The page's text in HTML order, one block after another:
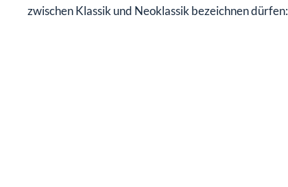
zwischen Klassik und Neoklassik bezeichnen dürfen: